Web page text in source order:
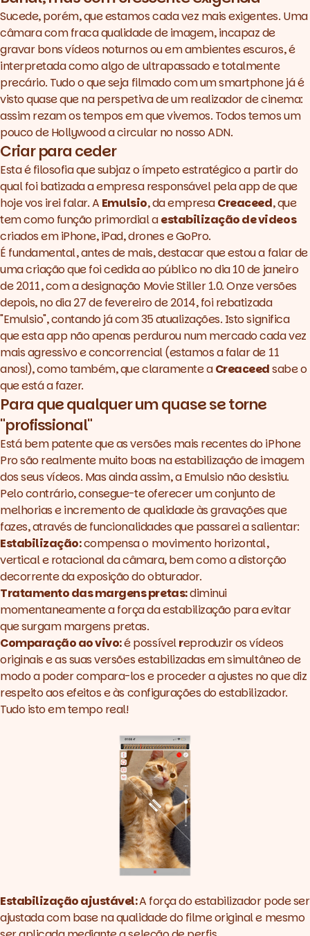
Sucede, porém, que estamos cada vez mais exigentes. Uma
câmara com fraca qualidade de imagem, incapaz de
gravar bons vídeos noturnos ou em ambientes escuros, é
interpretada como algo de ultrapassado e totalmente
precário. Tudo o que seja filmado com umsmartphonejá é
visto quase que na perspetiva de um realizador de cinema:
assim rezam os tempos em que vivemos. Todos temos um
pouco de Hollywood a circular no nosso ADN.
Criar para ceder
Esta é filosofia que subjaz o ímpeto estratégico a partir do
qual foi batizada a empresa responsável pelaappde que
hoje vos irei falar. A Emulsio, da empresaCreaceed, que
tem como função primordial aestabilização de videos
criados em iPhone, iPad, drones e GoPro.
É fundamental, antes de mais, destacar que estou a falar de
uma criação que foi cedida ao público no dia 10 de janeiro
de 2011, com a designação Movie Stiller 1.0. Onze versões
depois, no dia 27 de fevereiro de 2014, foi rebatizada
"Emulsio", contando já com 35 atualizações. Isto significa
que esta app não apenas perdurou num mercado cada vez
mais agressivo e concorrencial (estamos a falar de 11
anos!), como também, que claramente aCreaceedsabe o
que está a fazer.
Para que qualquer um quase se torne
"profissional"
Está bem patente que as versões mais recentes do iPhone
Pro são realmente muito boas na estabilização de imagem
dos seus vídeos. Mas ainda assim, aEmulsionão desistiu.
Pelo contrário, consegue-te oferecer um conjunto de
melhorias e incremento de qualidade às gravações que
fazes, através de funcionalidades que passarei a salientar:
Estabilização:compensa o movimento horizontal,
vertical e rotacional da câmara, bem como a distorção
decorrente da exposição do obturador.
Tratamento das margens pretas:diminui
momentaneamente a força da estabilização para evitar
que surgam margens pretas.
Comparação ao vivo:é possívelreproduzir os vídeos
originais e as suas versões estabilizadas em simultâneo de
modo a poder compara-los e proceder a ajustes no que diz
respeito aos efeitos e às configurações do estabilizador.
Tudo isto em tempo real!
Estabilização ajustável:A força do estabilizador pode ser
ajustada com base na qualidade do filme original e mesmo